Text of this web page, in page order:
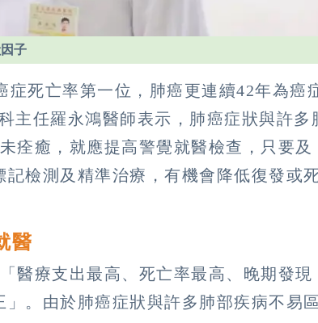
子
死亡率第一位，肺癌更連續42年為癌
主任羅永鴻醫師表示，肺癌症狀與許多
痊癒，就應提高警覺就醫檢查，只要及
檢測及精準治療，有機會降低復發或
醫
醫療支出最高、死亡率最高、晚期發現
。由於肺癌症狀與許多肺部疾病不易區